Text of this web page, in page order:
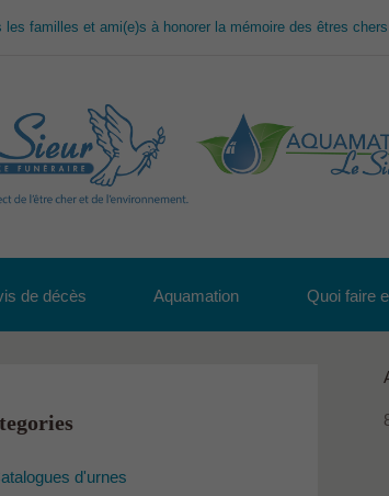
les familles et ami(e)s à honorer la mémoire des êtres chers
de décès Aquamation Quoi faire
d'urnes